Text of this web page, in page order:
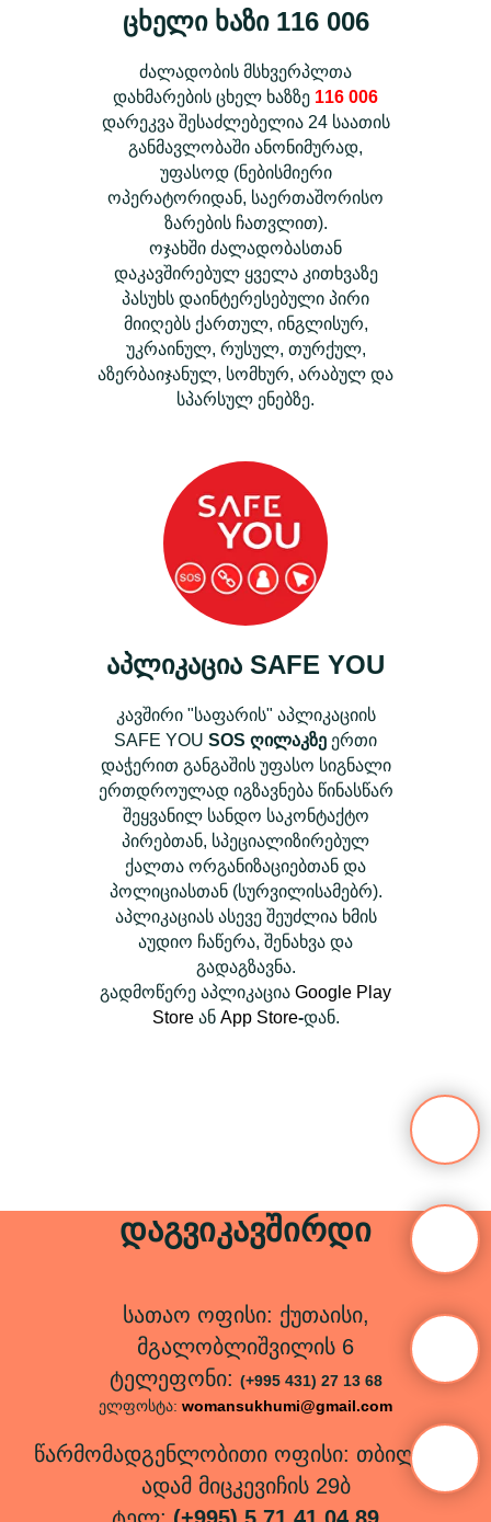
ცხელი ხაზი 116 006
ძალადობის მსხვერპლთა
დახმარების ცხელ ხაზზე 116 006
დარეკვა შესაძლებელია 24 საათის
განმავლობაში ანონიმურად,
უფასოდ (ნებისმიერი
ოპერატორიდან, საერთაშორისო
ზარების ჩათვლით).
ოჯახში ძალადობასთან
დაკავშირებულ ყველა კითხვაზე
პასუხს დაინტერესებული პირი
მიიღებს ქართულ, ინგლისურ,
უკრაინულ, რუსულ, თურქულ,
აზერბაიჯანულ, სომხურ, არაბულ და
სპარსულ ენებზე.
აპლიკაცია SAFE YOU
კავშირი "საფარის" აპლიკაციის
SAFE YOU SOS ღილაკზე ერთი
დაჭერით განგაშის უფასო სიგნალი
ერთდროულად იგზავნება წინასწარ
შეყვანილ სანდო საკონტაქტო
პირებთან, სპეციალიზირებულ
ქალთა ორგანიზაციებთან და
პოლიციასთან (სურვილისამებრ).
აპლიკაციას ასევე შეუძლია ხმის
აუდიო ჩაწერა, შენახვა და
გადაგზავნა.
გადმოწერე აპლიკაცია Google Play
Storeან App Store-დან.
დაგვიკავშირდი
სათაო ოფისი: ქუთაისი,
მგალობლიშვილის 6
ტელეფონი: (+995 431) 27 13 68
ელფოსტა: womansukhumi@gmail.com
წარმომადგენლობითი ოფისი: თბილისი,
ადამ მიცკევიჩის 29ბ